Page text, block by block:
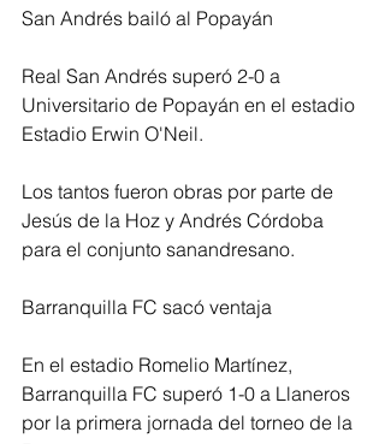
San Andrés bailó al Popayán
Real San Andrés superó 2-0 a
Universitario de Popayán en el estadio
Estadio Erwin O'Neil.
Los tantos fueron obras por parte de
Jesús de la Hoz y Andrés Córdoba
para el conjunto sanandresano.
Barranquilla FC sacó ventaja
En el estadio Romelio Martínez,
Barranquilla FC superó 1-0 a Llaneros
por la primera jornada del torneo de la